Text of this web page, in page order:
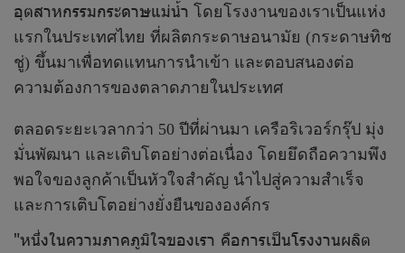
อุตสาหกรรมกระดาษแม่น้ำ โดยโรงงานของเราเป็นแห่ง
แรกในประเทศไทย ที่ผลิตกระดาษอนามัย (กระดาษทิช
ชู่) ขึ้นมาเพื่อทดแทนการนำเข้า และตอบสนองต่อ
ความต้องการของตลาดภายในประเทศ
ตลอดระยะเวลากว่า 50 ปีที่ผ่านมา เครือริเวอร์กรุ๊ป มุ่ง
มั่นพัฒนา และเติบโตอย่างต่อเนื่อง โดยยึดถือความพึง
พอใจของลูกค้าเป็นหัวใจสำคัญ นำไปสู่ความสำเร็จ
และการเติบโตอย่างยั่งยืนขององค์กร
"หนึ่งในความภาคภูมิใจของเรา คือการเป็นโรงงานผลิต